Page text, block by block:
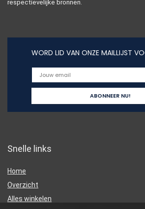
respectievelijke bronnen.
WORD LID VAN ONZE MAILLIJST
Snelle links
Home
Overzicht
Alles winkelen